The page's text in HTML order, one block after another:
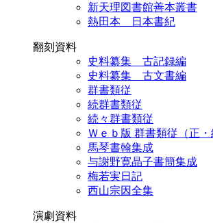
新天理図書館善本叢書
熱田本 日本書紀
翻刻資料
史料纂集 古記録編
史料纂集 古文書編
群書類従
続群書類従
続々群書類従
Ｗｅｂ版 群書類従（正・
馬琴書翰集成
与謝野寛晶子書簡集成
梅若実日記
西山宗因全集
演劇資料